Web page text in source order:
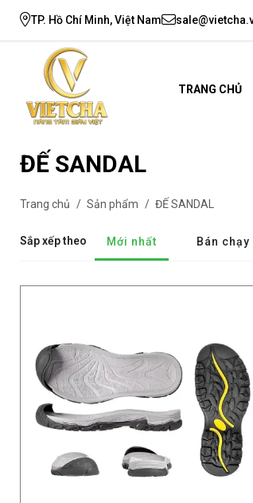
TP. Hồ Chí Minh, Việt Nam
TRANG CHỦ
ĐẾ SANDAL
Trang chủ / Sản phẩm / ĐẾ SANDAL
Sắp xếp theo Mới nhất Bán chạy